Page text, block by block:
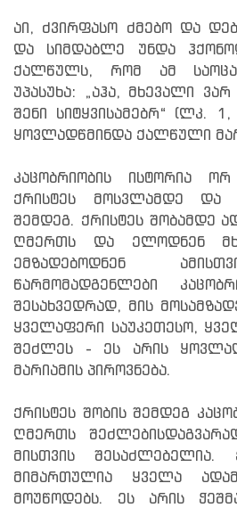
აი, ძვირფასო ძმებო და
და სიმდაბლე უნდა
ქალწულს, რომ ამ
უპასუხა: „აჰა, მხევალი
შენი სიტყვისამებრ“ (ლკ.
ყოვლადწმინდა ქალწული
კაცობრიობის ისტორია
ქრისტეს მოსვლამდე და
შემდეგ. ქრისტეს შობამდე
ღმერთს და ელოდნენ
ემზადებოდნენ
წარმომადგენლები
შესახვედრად, მის
ყველაფერი საუკეთესო,
შეძლეს - ეს არის
მარიამის პიროვნება.
ქრისტეს შობის შემდეგ
ღმერთს
მისთვის შესაძლებელია.
მიმართულია ყველა
მოუწოდებს. ეს არის